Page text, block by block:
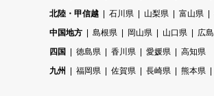
北陸・甲信越
石川県 山梨県 富山県
中国地方
島根県 岡山県 山口県 広
四国
徳島県 香川県 愛媛県
高知県
九州
福岡県 佐賀県 長崎県 熊本県